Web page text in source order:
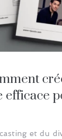
efficace
et du